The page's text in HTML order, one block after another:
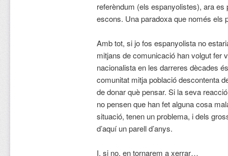
referèndum (els espanyolistes), ara
escons. Una paradoxa que només
Amb tot, si jo fos espanyolista no
mitjans de comunicació han volgut fer
nacionalista en les darreres dècades
comunitat mitja població descontenta
de donar què pensar. Si la seva
no pensen que han fet alguna cosa
situació, tenen un problema, i dels
d’aquí un parell d’anys.
I, si no, en tornarem a xerrar…